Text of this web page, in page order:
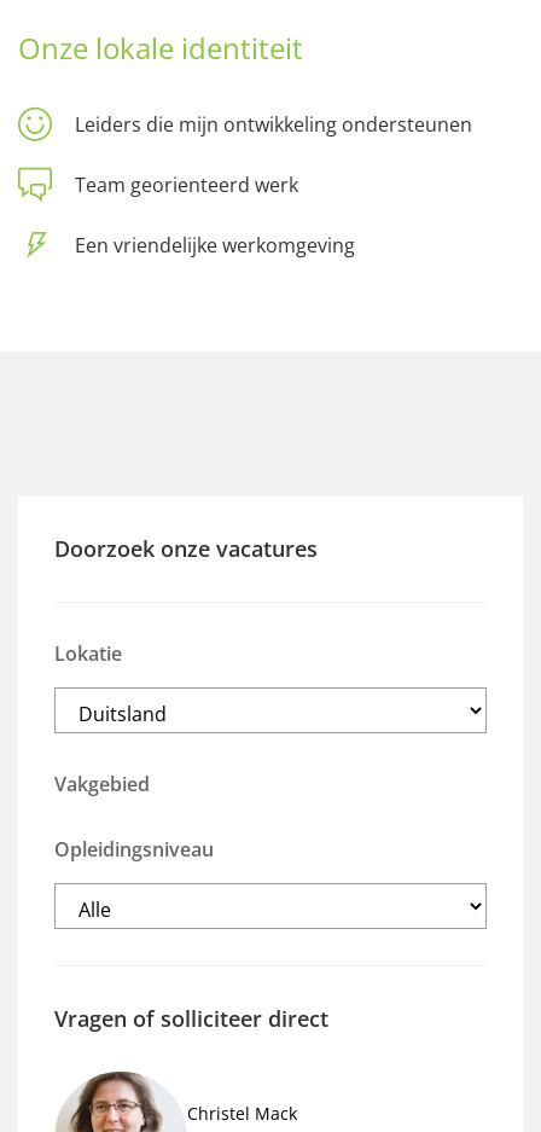
Onze lokale identiteit
Leiders die mijn ontwikkeling ondersteunen
Team georienteerd werk
Een vriendelijke werkomgeving
Doorzoek onze vacatures
Lokatie
Vakgebied
Opleidingsniveau
Vragen of solliciteer direct
Christel Mack